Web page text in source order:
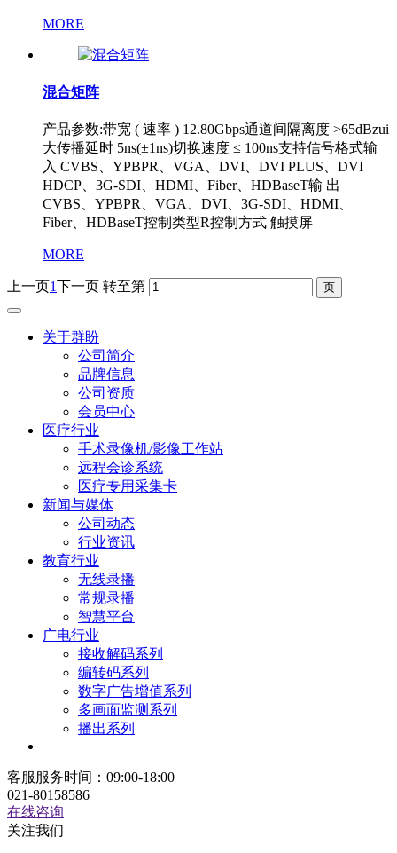
MORE
混合矩阵
产品参数:带宽 ( 速率 ) 12.80Gbps通道间隔离度 >65dBzui
大传播延时 5ns(±1ns)切换速度 ≤ 100ns支持信号格式输
入 CVBS、YPBPR、VGA、DVI、DVI PLUS、DVI
HDCP、3G-SDI、HDMI、Fiber、HDBaseT输 出
CVBS、YPBPR、VGA、DVI、3G-SDI、HDMI、
Fiber、HDBaseT控制类型R控制方式 触摸屏
MORE
上一页1下一页 转至第
关于群盼
公司简介
品牌信息
公司资质
会员中心
医疗行业
手术录像机/影像工作站
远程会诊系统
医疗专用采集卡
新闻与媒体
公司动态
行业资讯
教育行业
无线录播
常规录播
智慧平台
广电行业
接收解码系列
编转码系列
数字广告增值系列
多画面监测系列
播出系列
客服服务时间：09:00-18:00
021-80158586
在线咨询
关注我们